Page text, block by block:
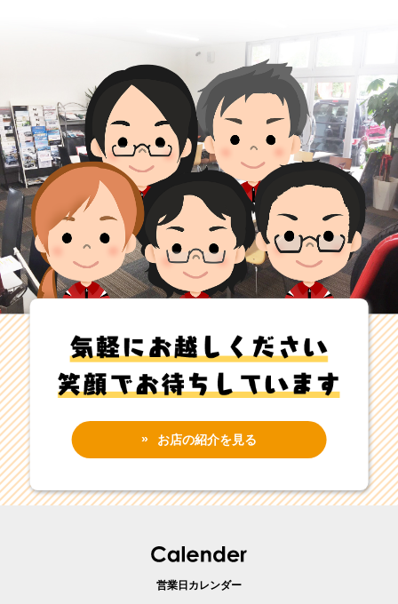
お店の紹介を見る
営業日カレンダー